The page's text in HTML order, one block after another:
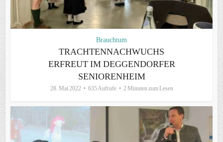
Brauchtum
TRACHTENNACHWUCHS
ERFREUT IM DEGGENDORFER
SENIORENHEIM
28. Mai 2022 635 Aufrufe 2 Minuten zum Lesen